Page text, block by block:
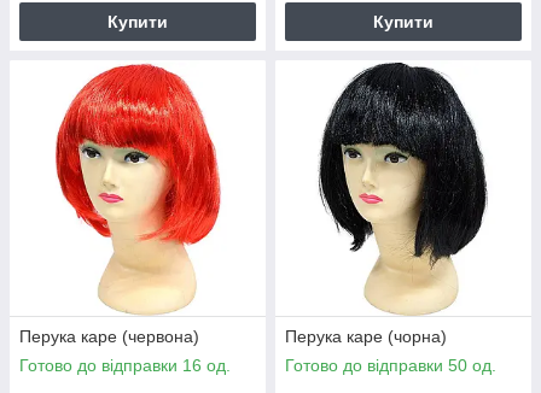
Купити Купити
Перука каре (червона)
Готово до відправки 16 од.
Перука каре (чорна)
Готово до відправки 50 од.